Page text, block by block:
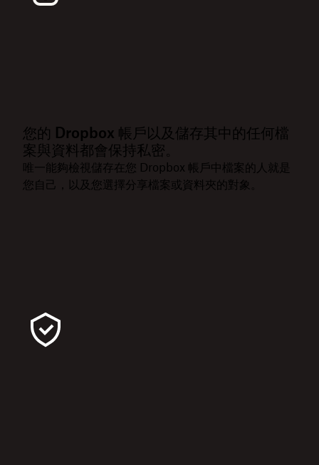
您的 Dropbox 帳戶以及儲存其中的任何檔
案與資料都會保持私密。
唯一能夠檢視儲存在您 Dropbox 帳戶中檔案的人就是
您自己，以及您選擇分享檔案或資料夾的對象。